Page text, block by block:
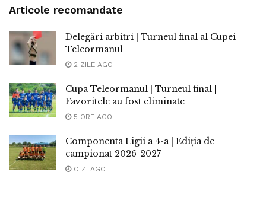
Articole recomandate
Delegări arbitri | Turneul final al Cupei
Teleormanul
2 ZILE AGO
Cupa Teleormanul | Turneul final |
Favoritele au fost eliminate
5 ORE AGO
Componenta Ligii a 4-a | Ediția de
campionat 2026-2027
O ZI AGO